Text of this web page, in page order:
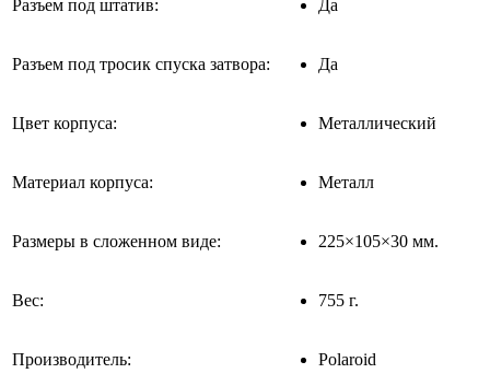
Разъем под штатив: Да
Разъем под тросик спуска затвора: Да
Цвет корпуса: Металлический
Материал корпуса: Металл
Размеры в сложенном виде: 225×105×30 мм.
Вес: 755 г.
Производитель: Polaroid